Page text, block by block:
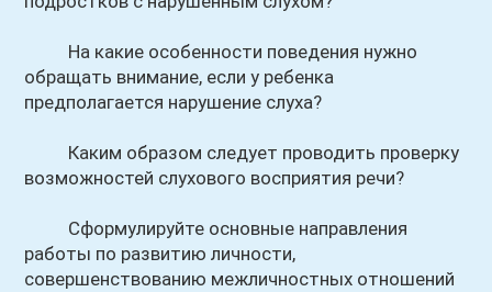
На какие особенности поведения нужно
обращать внимание, если у ребенка
предполагается нарушение слуха?
Каким образом следует проводить проверку
возможностей слухового восприятия речи?
Сформулируйте основные направления
работы по развитию личности,
совершенствованию межличностных отношений